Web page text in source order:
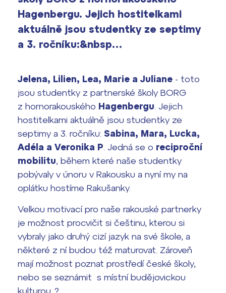
Výsledky 1. kola přijímacího řízení
2026/2027
Maturitní zkoušky
FOCUSing
Zahraniční stipendia
ČAG studentský
Maturitní témata
Pomoc! Mám problém!
Harmonogram školního roku
Termíny maturit
Bakaláři
Office 365
Hagenbergu. Jejich hostitelkami
aktuálně jsou studentky ze septimy
a 3. ročníku:&nbsp…
Jelena, Lilien, Lea, Marie a Juliane - toto
jsou studentky z partnerské školy BORG
z hornorakouského Hagenbergu . Jejich
hostitelkami aktuálně jsou studentky ze
septimy a 3. ročníku: Sabina, Mara, Lucka,
Adéla a Veronika P . Jedná se o reciproční
mobilitu, během které naše studentky
pobývaly v únoru v Rakousku a nyní my na
oplátku hostíme Rakušanky.
Velkou motivací pro naše rakouské partnerky
je možnost procvičit si češtinu, kterou si
vybraly jako druhý cizí jazyk na své škole, a
některé z ní budou též maturovat. Zároveň
mají možnost poznat prostředí české školy,
nebo se seznámit s místní budějovickou
kulturou. ?